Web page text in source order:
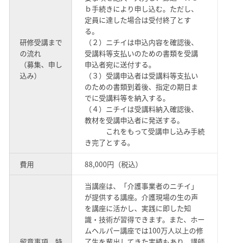
研修受講まで
の流れ
（募集、申し
込み）
ｂ手続きにより申し込む。ただし、
定員に達した場合は受付終了とす
る。
（２）ニチイは申込内容を確認後、
受講料等支払いのための書類を受講
申込者宛に送付する。
（３）受講申込者は受講料等支払い
のための書類到着後、指定の期日ま
でに受講料等を納入する。
（４）ニチイは受講料納入確認後、
教材を受講申込者に発送する。
これをもって受講申し込み手続
き完了とする。
費用 88,000円（税込）
当講座は、「介護事業者のニチイ」
が提供する講座。介護現場の生の声
を講座に活かし、実践に即した知
識・技術が習得できます。また、ホー
ムヘルパー講座では100万人以上の修